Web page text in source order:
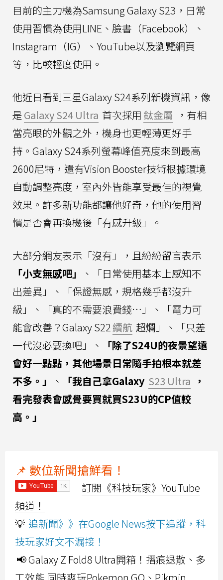
目前的主力機為Samsung Galaxy S23，日常
使用習慣為使用LINE、臉書（Facebook）、
Instagram（IG）、YouTube以及瀏覽網頁
等，比較輕度使用。
他近日看到三星Galaxy S24系列新機資訊，像
是Galaxy S24 Ultra 首次採用 鈦金屬 ，有相
當亮眼的外觀之外，機身也更輕薄更好手
持。Galaxy S24系列螢幕峰值亮度來到最高
2600尼特，還有Vision Booster技術根據環境
自動調整亮度，室內外皆能享受最佳的視覺
效果。許多新功能都讓他好奇，他的使用習
慣是否會再換機後「有感升級」。
大部分網友表示「沒有」，且紛紛留言表示
「小支無感吧」
、「日常使用基本上感知不
出差異」、「保證無感，規格幾乎都沒升
級」、「真的不需要浪費錢…」、「電力可
能會改善？Galaxy S22續航 超爛」、「只差
一代沒必要換吧」、
「除了S24U的夜景望遠
會好一點點，其他場景日常隨手拍根本就差
不多。」
、 「我自己拿Galaxy S23 Ultra ，
看完發表會感覺要買就買S23U的CP值較
高。」
📌 數位新聞搶鮮看！
訂閱《科技玩家》YouTube
頻道！
💡 追新聞》》在Google News按下追蹤，科
技玩家好文不漏接！
📢 Galaxy Z Fold8 Ultra開箱！摺痕退散、多
工效能 同時爽玩Pokemon GO、Pikmin